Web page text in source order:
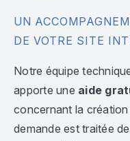
UN
DE VOTRE SITE
Notre équipe
apporte une aide
concernant la
demande est traitée